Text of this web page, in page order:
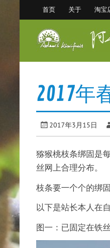
content
首页 关于 淘宝
2017年
2017年3月15日
猕猴桃枝条绑固是
丝网上合理分布。
枝条要一个个的绑
以下是站长本人在
图一：已固定在铁